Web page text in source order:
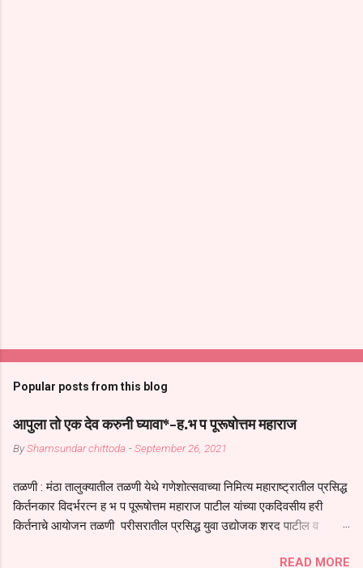
Popular posts from this blog
आपुला तो एक देव करुनी घ्यावा*-ह.भ प पूरूषोत्तम महाराज
ByShamsundar chittoda -September 26, 2021
तळणी : मंठा तालुक्यातील तळणी येथे गणेशोत्सवाच्या निमित्य महाराष्ट्रातील प्रसिद्ध
किर्तनकार विदर्भरत्न ह भ प पूरूषोत्तम महाराज पाटील यांच्या एकदिवसीय हरी
किर्तनाचे आयोजन तळणी परीसरातील प्रसिद्ध युवा उद्योजक शरद पाटील व
तुकाराम महाराज यांच्या *आपुला तो एक देव करुनी घ्यावा* *तेणे विन जिवा सुख
READ MORE